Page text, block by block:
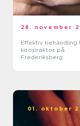
28. november
Effektiv behandling
kiropraktor på
Frederiksberg
01. oktober